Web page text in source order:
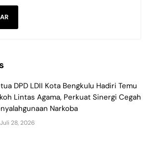
DPD LDII Kota Bengkulu Hadiri Temu
Lintas Agama, Perkuat Sinergi Cegah
Narkoba
Juli 28, 2026